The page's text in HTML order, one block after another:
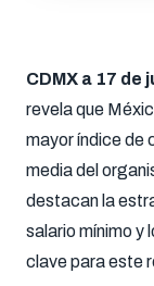
CDMX a 17 de
revela que
mayor índice de
media del
destacan la
salario mínimo y
clave para este